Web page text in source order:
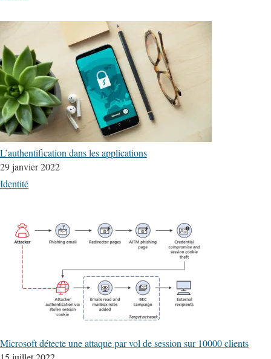
L’authentification dans les applications
29 janvier 2022
Identité
Microsoft détecte une attaque par vol de session sur 10000 clients